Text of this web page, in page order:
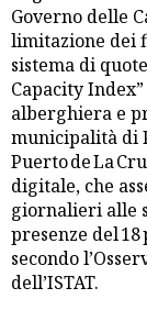
Governo delle
limitazione dei
sistema di
Capacity
alberghiera e
municipalità di
Puerto de La
digitale, che
giornalieri alle
presenze del
secondo
dell’ISTAT.